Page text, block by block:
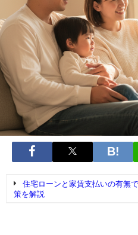
住宅ローンと家賃支払いの有無
策を解説